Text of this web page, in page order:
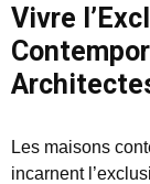
Vivre
Les maisons
incarnent